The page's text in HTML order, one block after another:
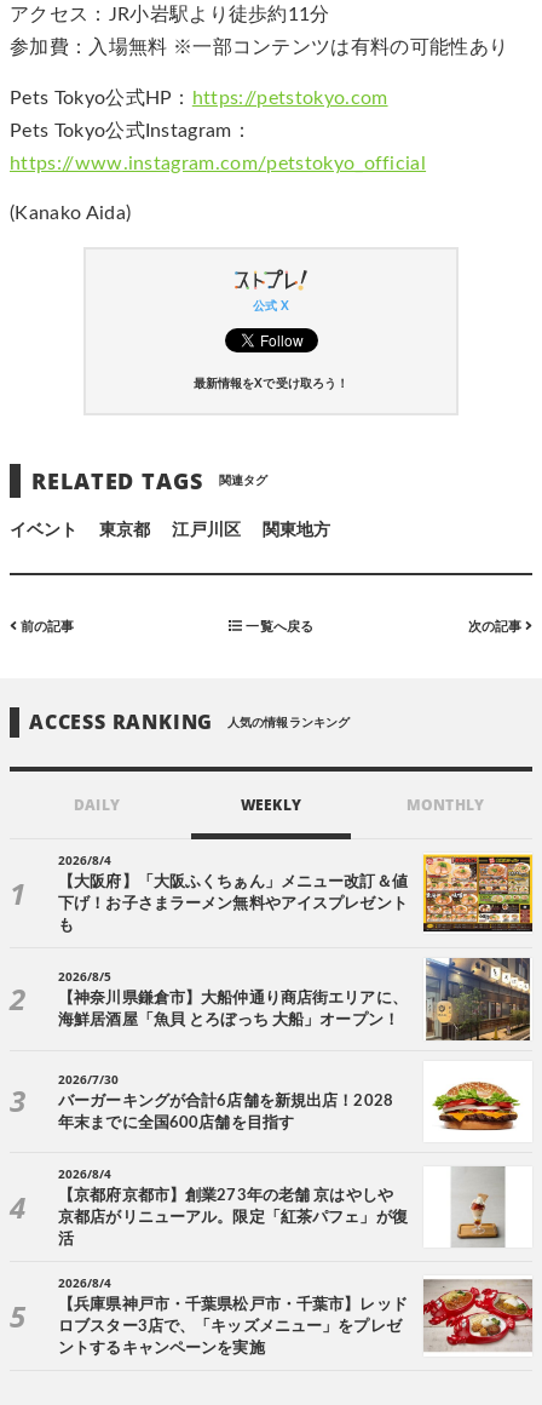
アクセス：JR小岩駅より徒歩約11分
参加費：入場無料 ※一部コンテンツは有料の可能性あり
Pets Tokyo公式HP：
https://petstokyo.com
Pets Tokyo公式Instagram：
https://www.instagram.com/petstokyo_official
(Kanako Aida)
公式 X
最新情報をXで受け取ろう！
RELATED TAGS 関連タグ
イベント 東京都 江戸川区 関東地方
前の記事 一覧へ戻る 次の記事
ACCESS RANKING 人気の情報ランキング
DAILY WEEKLY MONTHLY
2026/8/4
【大阪府】「大阪ふくちぁん」メニュー改訂＆値
下げ！お子さまラーメン無料やアイスプレゼント
も
2026/8/5
【神奈川県鎌倉市】大船仲通り商店街エリアに、
海鮮居酒屋「魚貝 とろぼっち 大船」オープン！
2026/7/30
バーガーキングが合計6店舗を新規出店！2028
年末までに全国600店舗を目指す
2026/8/4
【京都府京都市】創業273年の老舗 京はやしや
京都店がリニューアル。限定「紅茶パフェ」が復
活
2026/8/4
【兵庫県神戸市・千葉県松戸市・千葉市】レッド
ロブスター3店で、「キッズメニュー」をプレゼ
ントするキャンペーンを実施